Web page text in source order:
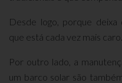
Desde logo, porque
que está cada vez mais caro.
Por outro lado, a
um barco solar são